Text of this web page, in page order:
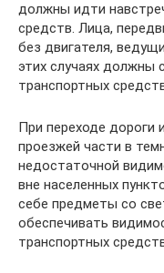
должны идти
средств. Лица,
без двигателя,
этих случаях должны
транспортных
При переходе дороги
проезжей части в
недостаточной
вне населенных
себе предметы со
обеспечивать
транспортных